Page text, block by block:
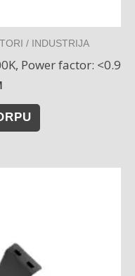
/ INDUSTRIJA
Power factor: <0.9